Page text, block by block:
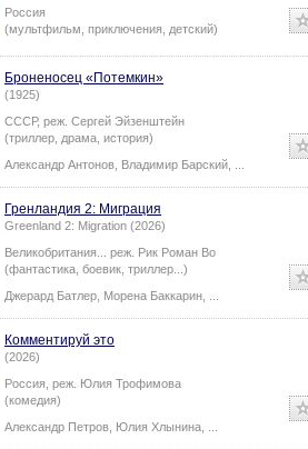
Россия
(мультфильм, приключения, детский)
Броненосец «Потемкин»
(1925)
СССР, реж. Сергей Эйзенштейн
(триллер, драма, история)
Александр Антонов Владимир Барский
Гренландия 2: Миграция
Greenland 2: Migration (2026)
Великобритания... реж. Рик Роман Во
(фантастика, боевик, триллер...)
Джерард Батлер Морена Баккарин
Комментируй это
(2026)
Россия, реж. Юлия Трофимова
(комедия)
Александр Петров Юлия Хлынина